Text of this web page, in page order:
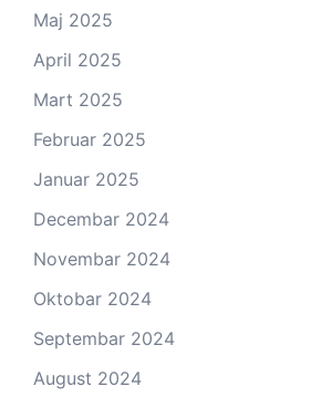
Maj 2025
April 2025
Mart 2025
Februar 2025
Januar 2025
Decembar 2024
Novembar 2024
Oktobar 2024
Septembar 2024
August 2024